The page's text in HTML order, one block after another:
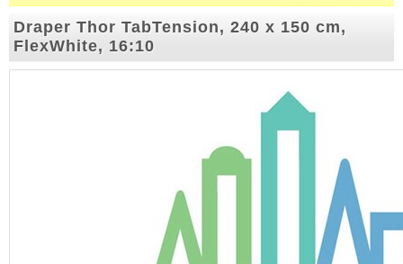
Draper Thor TabTension, 240 x 150 cm,
FlexWhite, 16:10